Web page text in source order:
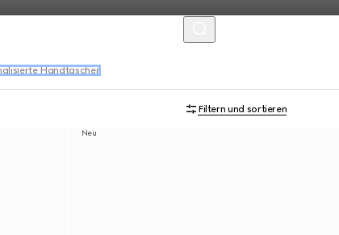
Handtaschen
Filtern und sortieren
Neu